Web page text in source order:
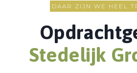
DAAR ZIJN WE HEEL
Stedelijk